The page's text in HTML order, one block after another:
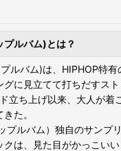
ルバム)とは？
ルバム)は、HIPHOP特有
に見立てて打ちだすスト
立ち上げ以来、大人が着
た。
プルバム）独自のサンプ
は、見た目がかっこいい